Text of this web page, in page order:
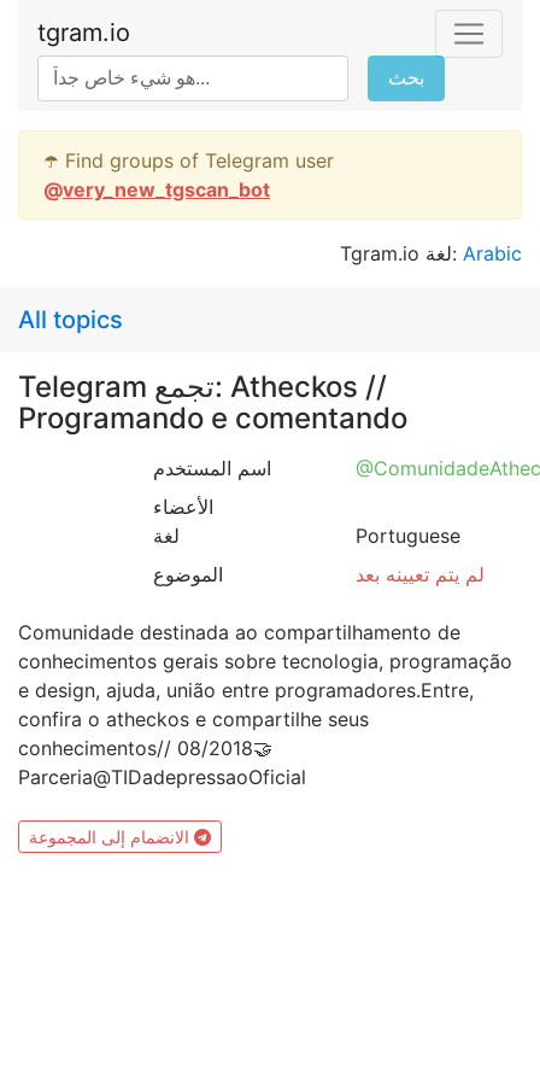
tgram.io
بحث
☂️ Find groups of Telegram user
@very_new_tgscan_bot
Tgram.io لغة: Arabic
All topics
Telegram تجمع: Atheckos //
Programando e comentando
اسم المستخدم
الأعضاء
لغة
Portuguese
الموضوع
لم يتم تعيينه بعد
Comunidade destinada ao compartilhamento de
conhecimentos gerais sobre tecnologia, programação
e design, ajuda, união entre programadores.Entre,
confira o atheckos e compartilhe seus
conhecimentos// 08/2018🤝
Parceria@TIDadepressaoOficial